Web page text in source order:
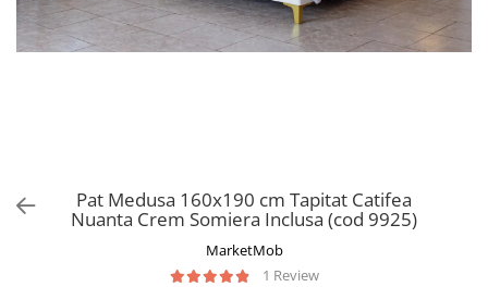
Pat Medusa 160x190 cm Tapitat Catifea
Nuanta Crem Somiera Inclusa (cod 9925)
MarketMob
1 Review